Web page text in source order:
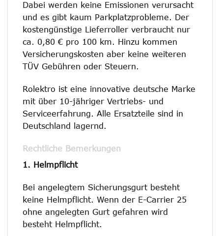
Dabei werden keine Emissionen verursacht
und es gibt kaum Parkplatzprobleme. Der
kostengünstige Lieferroller verbraucht nur
ca. 0,80 € pro 100 km. Hinzu kommen
Versicherungskosten aber keine weiteren
TÜV Gebühren oder Steuern.
Rolektro ist eine innovative deutsche Marke
mit über 10-jähriger Vertriebs- und
Serviceerfahrung. Alle Ersatzteile sind in
Deutschland lagernd.
Rechtliche Bemerkungen
1. Helmpflicht
Bei angelegtem Sicherungsgurt besteht
keine Helmpflicht. Wenn der E-Carrier 25
ohne angelegten Gurt gefahren wird
besteht Helmpflicht.